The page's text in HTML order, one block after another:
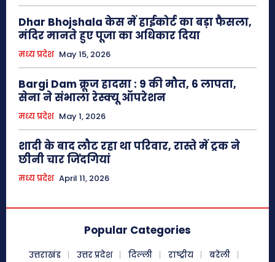
Dhar Bhojshala केस में हाईकोर्ट का बड़ा फैसला,
मंदिर मानते हुए पूजा का अधिकार दिया
मध्य प्रदेश May 15, 2026
Bargi Dam क्रूज हादसा : 9 की मौत, 6 लापता,
सेना ने संभाला रेस्क्यू ऑपरेशन
मध्य प्रदेश May 1, 2026
शादी के बाद लौट रहा था परिवार, रास्ते में ट्रक ने
छीनी चार जिंदगियां
मध्य प्रदेश April 11, 2026
Popular Categories
उत्तराखंड उत्तर प्रदेश दिल्ली राष्ट्रीय
बरेली